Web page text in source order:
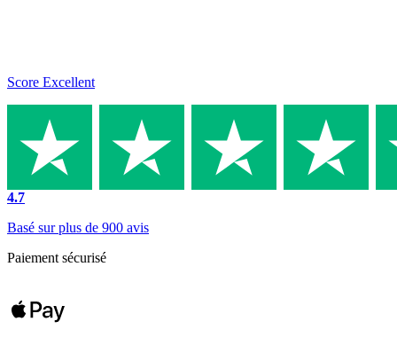
Score Excellent
4.7
Basé sur plus de 900 avis
Paiement sécurisé